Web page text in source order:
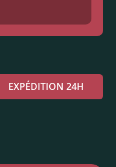
EXPÉDITION 24H